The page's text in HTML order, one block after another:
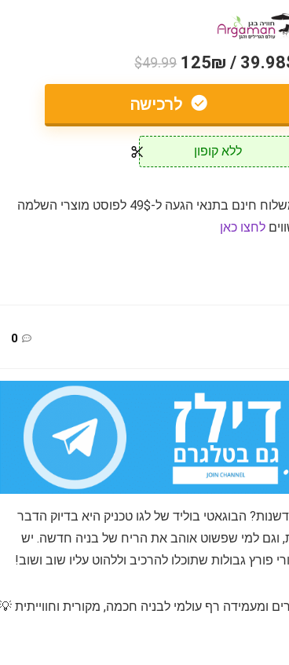
39.98$ /
$49.99
לרכישה
ללא קופון
משלוח חינם בתנאי הגעה ל-49$ לפוסט מוצרי השלמה
לחצו כאן
0
הבוגאטי בוליד של לגו טכניק היא בדיוק הדבר
למי שפשוט אוהב את הריח של בניה חדשה. יש
גבולות שתוכלו להרכיב וללהוט עליו שוב ושוב!